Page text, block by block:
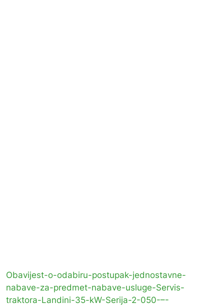
Obavijest-o-odabiru-postupak-jednostavne-
nabave-za-predmet-nabave-usluge-Servis-
traktora-Landini-35-kW-Serija-2-050-–-